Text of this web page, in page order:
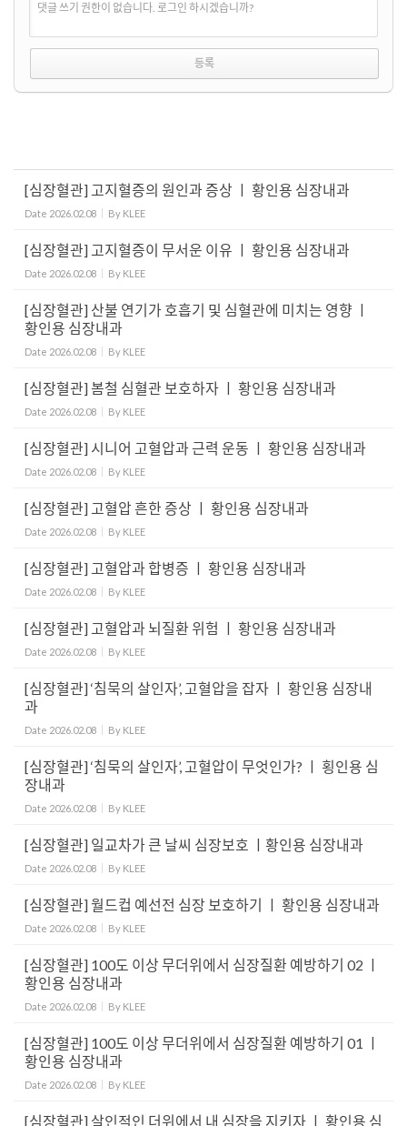
댓글 쓰기 권한이 없습니다. 로그인 하시겠습니까?
[심장혈관] 고지혈증의 원인과 증상 ㅣ 황인용 심장내과
Date 2026.02.08 By KLEE
[심장혈관] 고지혈증이 무서운 이유 ㅣ 황인용 심장내과
Date 2026.02.08 By KLEE
[심장혈관] 산불 연기가 호흡기 및 심혈관에 미치는 영향 ㅣ
황인용 심장내과
Date 2026.02.08 By KLEE
[심장혈관] 봄철 심혈관 보호하자 ㅣ 황인용 심장내과
Date 2026.02.08 By KLEE
[심장혈관] 시니어 고혈압과 근력 운동 ㅣ 황인용 심장내과
Date 2026.02.08 By KLEE
[심장혈관] 고혈압 흔한 증상 ㅣ 황인용 심장내과
Date 2026.02.08 By KLEE
[심장혈관] 고혈압과 합병증 ㅣ 황인용 심장내과
Date 2026.02.08 By KLEE
[심장혈관] 고혈압과 뇌질환 위험 ㅣ 황인용 심장내과
Date 2026.02.08 By KLEE
[심장혈관] ‘침묵의 살인자’, 고혈압을 잡자 ㅣ 황인용 심장내
과
Date 2026.02.08 By KLEE
[심장혈관] ‘침묵의 살인자’, 고혈압이 무엇인가? ㅣ 횡인용 심
장내과
Date 2026.02.08 By KLEE
[심장혈관] 일교차가 큰 날씨 심장보호 ㅣ황인용 심장내과
Date 2026.02.08 By KLEE
[심장혈관] 월드컵 예선전 심장 보호하기 ㅣ 황인용 심장내과
Date 2026.02.08 By KLEE
[심장혈관] 100도 이상 무더위에서 심장질환 예방하기 02 ㅣ
황인용 심장내과
Date 2026.02.08 By KLEE
[심장혈관] 100도 이상 무더위에서 심장질환 예방하기 01 ㅣ
황인용 심장내과
Date 2026.02.08 By KLEE
[심장혈관] 살인적인 더위에서 내 심장을 지키자 ㅣ 황인용 심